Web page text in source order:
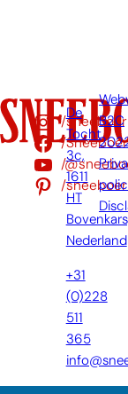
/sneeboer
/Sneeboer
/
/sneeboer
De
Tocht
3c,
1611
HT
Nederland
+31
(0)228
511
365
B2C